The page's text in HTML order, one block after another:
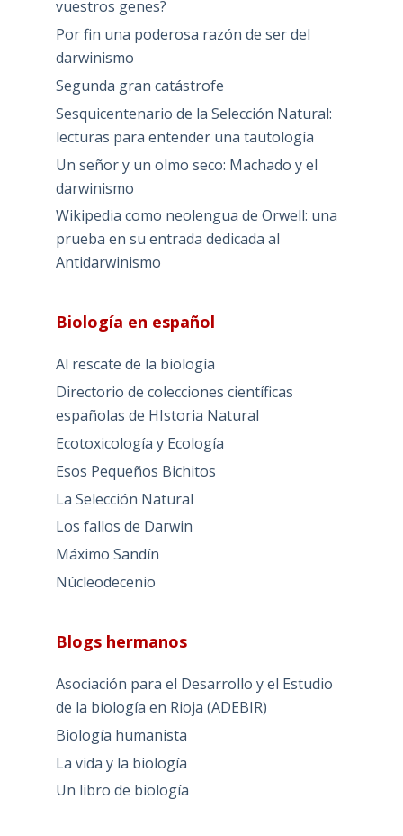
vuestros genes?
Por fin una poderosa razón de ser del
darwinismo
Segunda gran catástrofe
Sesquicentenario de la Selección Natural:
lecturas para entender una tautología
Un señor y un olmo seco: Machado y el
darwinismo
Wikipedia como neolengua de Orwell: una
prueba en su entrada dedicada al
Antidarwinismo
Biología en español
Al rescate de la biología
Directorio de colecciones científicas
españolas de HIstoria Natural
Ecotoxicología y Ecología
Esos Pequeños Bichitos
La Selección Natural
Los fallos de Darwin
Máximo Sandín
Núcleodecenio
Blogs hermanos
Asociación para el Desarrollo y el Estudio
de la biología en Rioja (ADEBIR)
Biología humanista
La vida y la biología
Un libro de biología